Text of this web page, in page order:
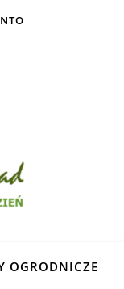
OGRODNICZE